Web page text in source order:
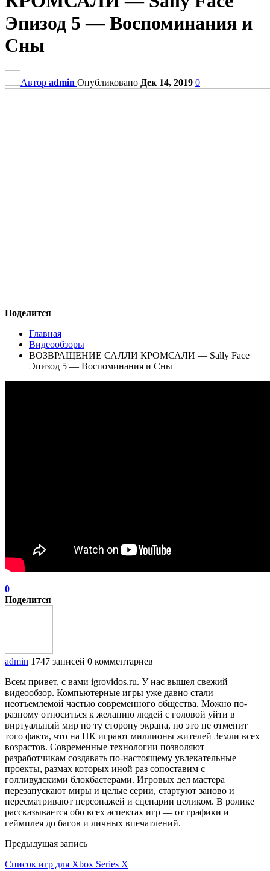
Эпизод 5 — Воспоминания и
Сны
Автор admin Опубликовано Дек 14, 2019 0
Поделится
Главная
Видеообзоры
ВОЗВРАЩЕНИЕ САЛЛИ КРОМСАЛИ — Sally Face
Эпизод 5 — Воспоминания и Сны
0
Поделится
admin 1747 записей 0 комментариев
Всем привет, с вами igrovidos.ru. У нас вышел свежий
видеообзор. Компьютерные игры уже давно стали
неотъемлемой частью современного общества. Можно по-
разному относиться к желанию людей с головой уйти в
виртуальный мир по ту сторону экрана, но это не отменит
того факта, что на ПК играют миллионы жителей Земли всех
возрастов. Современные технологии позволяют
разработчикам создавать по-настоящему увлекательные
проекты, размах которых иной раз сопоставим с
голливудскими блокбастерами. Игровых дел мастера
перезапускают миры и целые серии, стартуют заново и
пересматривают персонажей и сценарии целиком. В ролике
рассказывается обо всех аспектах игр — от графики и
геймплея до багов и личных впечатлений.
Предыдущая запись
Список игр для Xbox Series X